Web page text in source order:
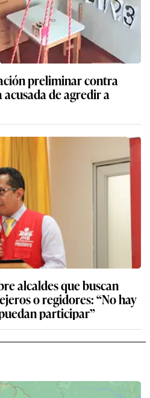
preliminar contra
de agredir a
alcaldes que buscan
o regidores: “No hay
participar”